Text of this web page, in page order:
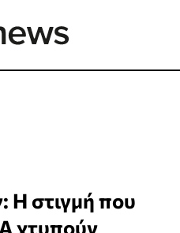
Η στιγμή που
χτυπούν